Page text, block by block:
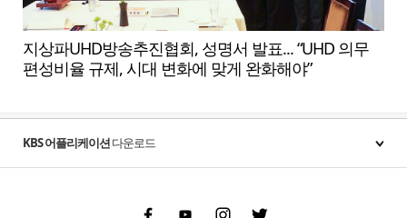
지상파UHD방송추진협회, 성명서 발표... “UHD 의무
편성비율 규제, 시대 변화에 맞게 완화해야”
KBS 어플리케이션다운로드
FacebookYoutubeInstgram Twitter